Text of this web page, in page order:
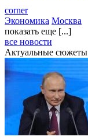
corner
Экономика Москва
показать еще [...]
все новости
Актуальные сюжеты